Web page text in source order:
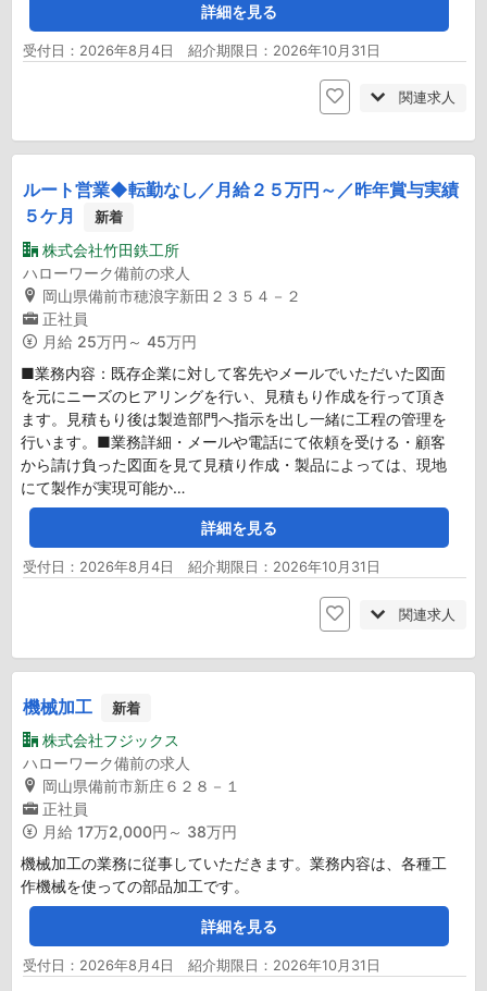
詳細を見る
受付日：2026年8月4日 紹介期限日：2026年10月31日
関連求人
ルート営業◆転勤なし／月給２５万円～／昨年賞与実績
５ケ月
新着
株式会社竹田鉄工所
ハローワーク備前の求人
岡山県備前市穂浪字新田２３５４－２
正社員
月給 25万円～ 45万円
■業務内容：既存企業に対して客先やメールでいただいた図面
を元にニーズのヒアリングを行い、見積もり作成を行って頂き
ます。見積もり後は製造部門へ指示を出し一緒に工程の管理を
行います。■業務詳細・メールや電話にて依頼を受ける・顧客
から請け負った図面を見て見積り作成・製品によっては、現地
にて製作が実現可能か…
詳細を見る
受付日：2026年8月4日 紹介期限日：2026年10月31日
関連求人
機械加工 新着
株式会社フジックス
ハローワーク備前の求人
岡山県備前市新庄６２８－１
正社員
月給 17万2,000円～ 38万円
機械加工の業務に従事していただきます。業務内容は、各種工
作機械を使っての部品加工です。
詳細を見る
受付日：2026年8月4日 紹介期限日：2026年10月31日